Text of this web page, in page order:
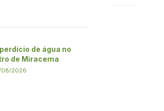
de água no
de Miracema
2026